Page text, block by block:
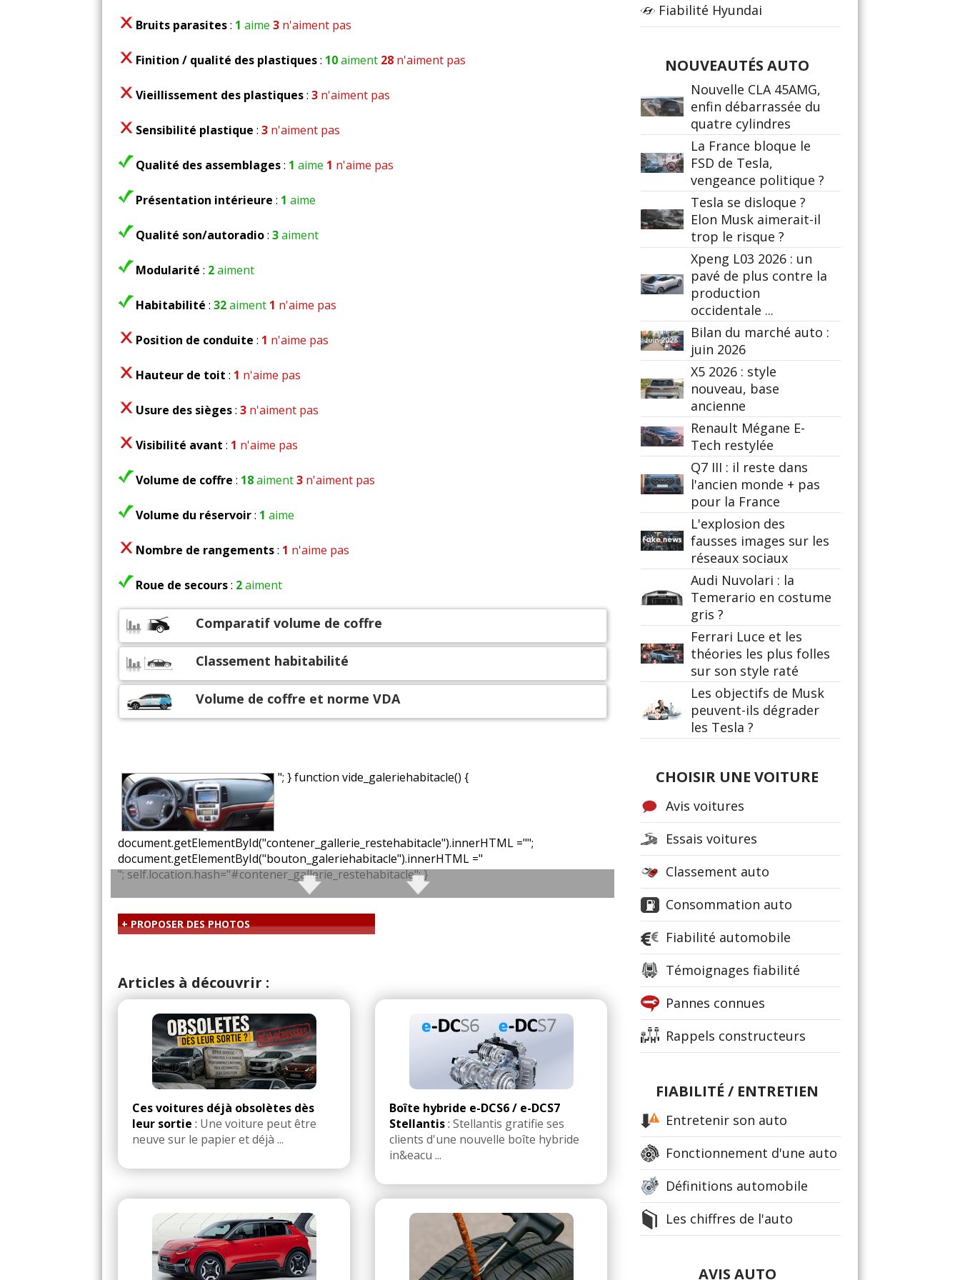
Turbo remplacé préventivement à 300000 km
risque ) (Bonus/Malus : 50)
Cette voiture est un must, un vrai compagnon de route pour voyager l’esprit tranquille
Commenter cet avis
(Votre post sera visible sous le commentaire après validation)
Bruits parasites: 1 aime 3 n'aiment pas
Finition / qualité des plastiques: 10aiment 28 n'aiment pas
Vieillissement des plastiques: 3 n'aiment pas
Sensibilité plastique : 3 n'aiment pas
Qualité des assemblages: 1 aime 1 n'aime pas
Présentation intérieure : 1 aime
Qualité son/autoradio: 3aiment
Modularité : 2aiment
Habitabilité : 32aiment 1 n'aime pas
Position de conduite : 1 n'aime pas
Hauteur de toit : 1 n'aime pas
Usure des sièges: 3 n'aiment pas
Visibilité avant : 1 n'aime pas
Volume de coffre : 18aiment3 n'aiment pas
Volume du réservoir: 1 aime
Nombre de rangements: 1 n'aime pas
Roue de secours: 2aiment
Comparatif volume de coffre
Classement habitabilité
Volume de coffre et norme VDA
"; } function vide_galeriehabitacle() {
document.getElementById("contener_gallerie_restehabitacle").innerHTML ="";
document.getElementById("bouton_galeriehabitacle").innerHTML ="
"; self.location.hash="#contener_gallerie_restehabitacle"; }
+ PROPOSER DES PHOTOS
Articles à découvrir :
Ces voitures déjà obsolètes dès
leur sortie : Une voiture peut être
neuve sur le papier et déjà ...
Boîte hybride e-DCS6 / e-DCS7
Stellantis: Stellantis gratifie ses
clients d'une nouvelle boîte hybride
in&eacu ...
Fiabilité Hyundai
NOUVEAUTÉS AUTO
Nouvelle CLA 45AMG,
enfin débarrassée du
quatre cylindres
La France bloque le
FSD de Tesla,
vengeance politique ?
Tesla se disloque ?
Elon Musk aimerait-il
trop le risque ?
Xpeng L03 2026 : un
pavé de plus contre la
production
occidentale ...
Bilan du marché auto :
juin 2026
X5 2026 : style
nouveau, base
ancienne
Renault Mégane E-
Tech restylée
Q7 III : il reste dans
l'ancien monde + pas
pour la France
L'explosion des
fausses images sur les
réseaux sociaux
Audi Nuvolari : la
Temerario en costume
gris ?
Ferrari Luce et les
théories les plus folles
sur son style raté
Les objectifs de Musk
peuvent-ils dégrader
les Tesla ?
CHOISIR UNE VOITURE
Avis voitures
Essais voitures
Classement auto
Consommation auto
Fiabilité automobile
Témoignages fiabilité
Pannes connues
Rappels constructeurs
FIABILITÉ / ENTRETIEN
Entretenir son auto
Fonctionnement d'une auto
Définitions automobile
Les chiffres de l'auto
AVIS AUTO